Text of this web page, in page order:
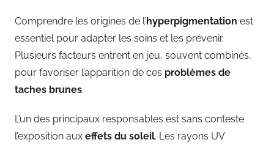
Comprendre les origines de l’hyperpigmentation est
essentiel pour adapter les soins et les prévenir.
Plusieurs facteurs entrent en jeu, souvent combinés,
pour favoriser l’apparition de ces problèmes de
taches brunes.
L’un des principaux responsables est sans conteste
l’exposition aux effets du soleil. Les rayons UV